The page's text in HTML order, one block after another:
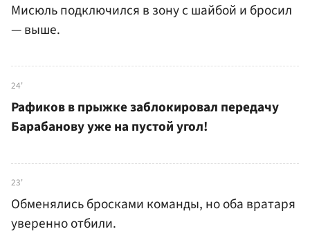
Мисюль подключился в зону с шайбой и бросил
— выше.
24'
Рафиков в прыжке заблокировал передачу
Барабанову уже на пустой угол!
23'
Обменялись бросками команды, но оба вратаря
уверенно отбили.